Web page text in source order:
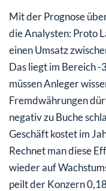
Mit der Prognose
die Analysten: Proto
einen Umsatz
Das liegt im Bereich -
müssen Anleger
Fremdwährungen
negativ zu Buche
Geschäft kostet im
Rechnet man diese
wieder auf
peilt der Konzern